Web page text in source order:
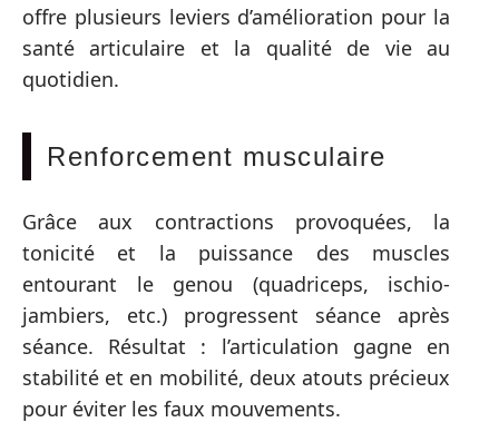
offre plusieurs leviers d’amélioration pour la
santé articulaire et la qualité de vie au
quotidien.
Renforcement musculaire
Grâce aux contractions provoquées, la
tonicité et la puissance des muscles
entourant le genou (quadriceps, ischio-
jambiers, etc.) progressent séance après
séance. Résultat : l’articulation gagne en
stabilité et en mobilité, deux atouts précieux
pour éviter les faux mouvements.